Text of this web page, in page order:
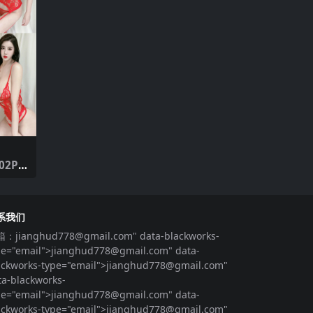
我们
： jianghud778@gmail.com" data-blackworks-
jianghud778@gmail.com" data-
type="email">jianghud778@gmail.com"
blackworks-
jianghud778@gmail.com" data-
type="email">jianghud778@gmail.com"